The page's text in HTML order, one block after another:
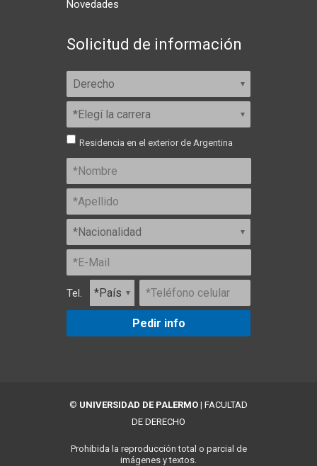
Novedades
Solicitud de información
Residencia en el exterior de Argentina
Tel.
Pedir info
© UNIVERSIDAD DE PALERMO | FACULTAD
DE DERECHO
Prohibida la reproducción total o parcial de
imágenes y textos.